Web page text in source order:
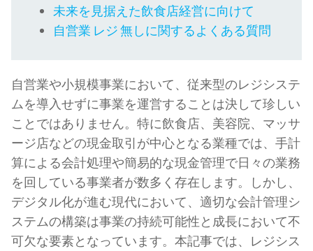
未来を見据えた飲食店経営に向けて
自営業 レジ 無しに関するよくある質問
自営業や小規模事業において、従来型のレジシステ
ムを導入せずに事業を運営することは決して珍しい
ことではありません。特に飲食店、美容院、マッサ
ージ店などの現金取引が中心となる業種では、手計
算による会計処理や簡易的な現金管理で日々の業務
を回している事業者が数多く存在します。しかし、
デジタル化が進む現代において、適切な会計管理シ
ステムの構築は事業の持続可能性と成長において不
可欠な要素となっています。本記事では、レジシス